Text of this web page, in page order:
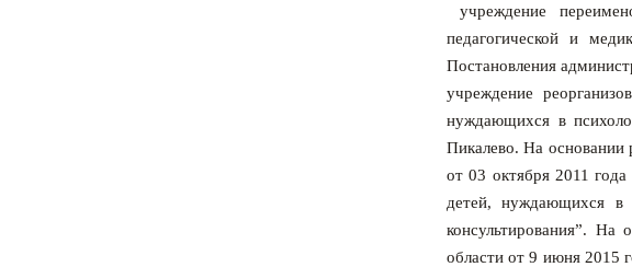
учреждение
педагогической и
Постановления
учреждение
нуждающихся в
Пикалево. На основании
от 03 октября 2011
детей, нуждающихся в
консультирования”. На
области от 9 июня 2015